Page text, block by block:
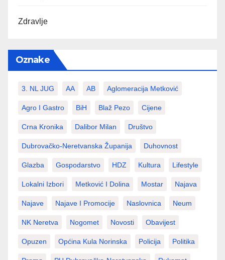
Zdravlje
Oznake
3. NL JUG AA AB Aglomeracija Metković
Agro I Gastro BiH Blaž Pezo Cijene
Crna Kronika Dalibor Milan Društvo
Dubrovačko-Neretvanska Županija Duhovnost
Glazba Gospodarstvo HDZ Kultura Lifestyle
Lokalni Izbori Metković I Dolina Mostar Najava
Najave Najave I Promocije Naslovnica Neum
NK Neretva Nogomet Novosti Obavijest
Opuzen Općina Kula Norinska Policija Politika